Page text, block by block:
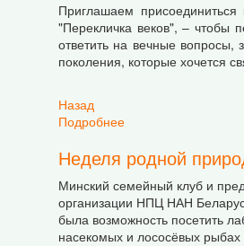
Приглашаем
"Перекличка веков", – чтобы
ответить на вечные
поколения, которые хочется
Назад
Подробнее
Неделя родной
Минский семейный клуб и
организации НПЦ НАН
была возможность посетить
насекомых и лососёвых